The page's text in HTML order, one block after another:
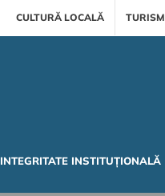
CULTURĂ LOCALĂ TURISM
INTEGRITATE INSTITUȚIONALĂ